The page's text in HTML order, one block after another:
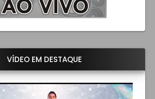
VÍDEO EM DESTAQUE